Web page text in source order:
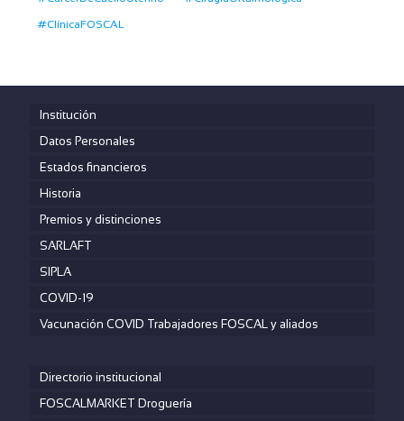
#ClínicaFOSCAL
Institución
Datos Personales
Estados financieros
Historia
Premios y distinciones
SARLAFT
SIPLA
COVID-19
Vacunación COVID Trabajadores FOSCAL y aliados
Directorio institucional
FOSCALMARKET Droguería